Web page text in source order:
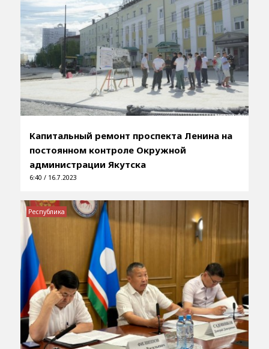
Капитальный ремонт проспекта Ленина на
постоянном контроле Окружной
администрации Якутска
6:40 / 16.7.2023
Республика